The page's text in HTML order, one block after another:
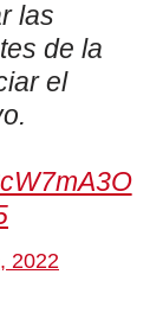
las
de la
el
2022